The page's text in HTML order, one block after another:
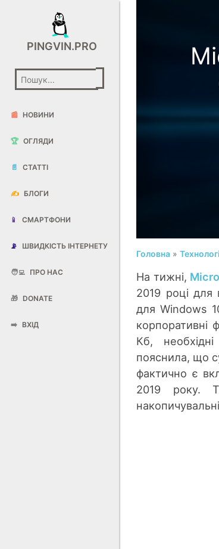
PINGVIN.PRO
📰 НОВИНИ
🏆 ОГЛЯДИ
📄 СТАТТІ
✍️ БЛОГИ
📱 СМАРТФОНИ
📡 ШВИДКІСТЬ ІНТЕРНЕТУ
🧑‍💻 ПРО НАС
🎁 DONATE
➡️ ВХІД
Головна »
На тижні,
2019 році для
для Windows
корпоративні
Кб,
пояснила, що
фактично є
2019 року.